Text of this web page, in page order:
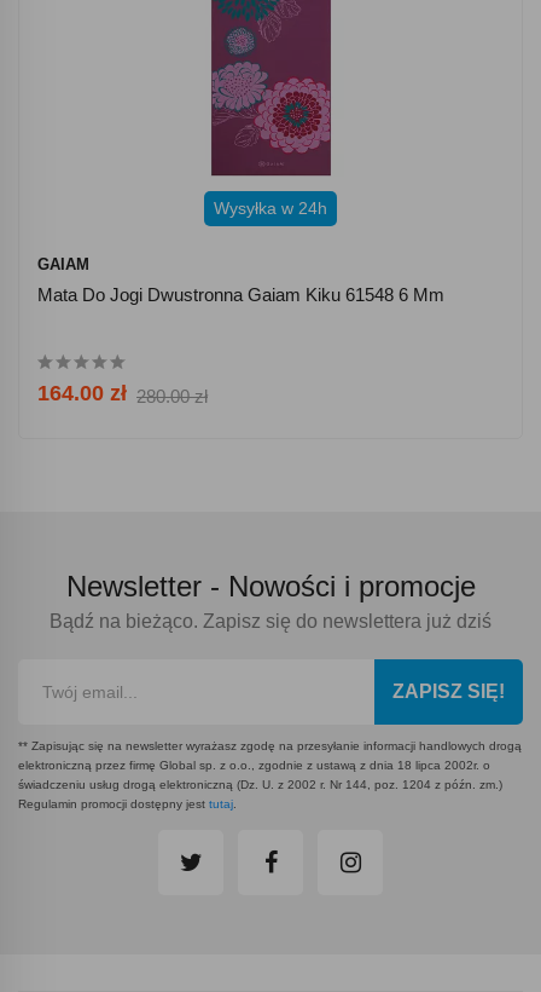
Wysyłka w 24h
GAIAM
Mata Do Jogi Dwustronna Gaiam Kiku 61548 6 Mm
164.00 zł 280.00 zł
Newsletter - Nowości i promocje
Bądź na bieżąco. Zapisz się do newslettera już dziś
ZAPISZ SIĘ!
** Zapisując się na newsletter wyrażasz zgodę na przesyłanie informacji handlowych drogą
elektroniczną przez firmę Global sp. z o.o., zgodnie z ustawą z dnia 18 lipca 2002r. o
świadczeniu usług drogą elektroniczną (Dz. U. z 2002 r. Nr 144, poz. 1204 z późn. zm.)
Regulamin promocji dostępny jest tutaj.